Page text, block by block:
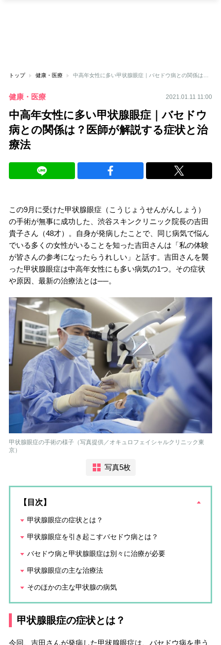
トップ 健康・医療
健康・医療 2021.01.11 11:00
中高年女性に多い甲状腺眼症｜バセドウ
病との関係は？医師が解説する症状と治
療法
この9月に受けた甲状腺眼症（こうじょうせんがんしょう）
の手術が無事に成功した、渋谷スキンクリニック院長の吉田
貴子さん（48才）。自身が発病したことで、同じ病気で悩ん
でいる多くの女性がいることを知った吉田さんは「私の体験
が皆さんの参考になったらうれしい」と話す。吉田さんを襲
った甲状腺眼症は中高年女性にも多い病気の1つ。その症状
や原因、最新の治療法とは──。
甲状腺眼症の手術の様子（写真提供／オキュロフェイシャルクリニック東
京）
写真5枚
【目次】
甲状腺眼症の症状とは？
甲状腺眼症を引き起こすバセドウ病とは？
バセドウ病と甲状腺眼症は別々に治療が必要
甲状腺眼症の主な治療法
そのほかの主な甲状腺の病気
甲状腺眼症の症状とは？
今回、吉田さんが発病した甲状腺眼症は、バセドウ病を患う